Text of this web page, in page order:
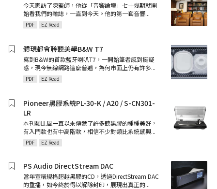
今天家訪了陳醫師，他從「音響論壇」七十幾期就開
始看我們的雜誌，一直到今天。他的第一套音響...
PDF EZ Read
體現都會聆聽美學B&W T7
寫到B&W的首款藍牙喇叭T7，一開始筆者感到挺疑
惑，現今無線網路這麼普遍，為何市面上仍有許多...
PDF EZ Read
Pioneer黑膠系統PL-30-K / A20 / S-CN301-
LR
本刊類比風一直以來傳遞了許多聽黑膠的種種美好，
有入門款也有中高階款，相信不少對類比系統感興...
PDF EZ Read
PS Audio DirectStream DAC
當年宣稱規格超越黑膠的CD，透過DirectStream DAC
的重播，如今終於得以解除封印，展現出真正的...